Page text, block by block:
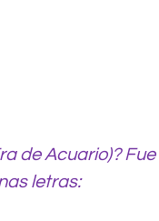
de Acuario)?
letras: